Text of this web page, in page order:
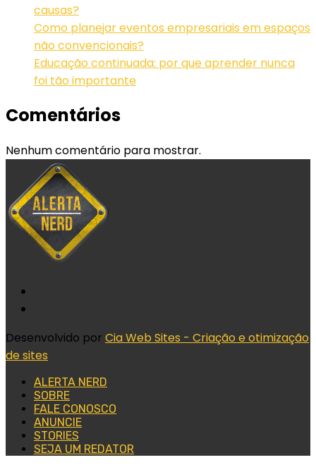
causas?
Como planejar eventos empresariais em espaços
não convencionais?
Educação continuada: por que aprender nunca
foi tão importante
Comentários
Nenhum comentário para mostrar.
Desenvolvido por Cia Web Sites - Criação e otimização
de sites
ALERTA NERD
SOBRE
FALE CONOSCO
ANUNCIE
STORIES
SEJA UM REDATOR